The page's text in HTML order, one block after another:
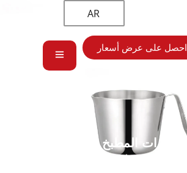
AR
احصل على عرض أسعار
أدوات المطبخ
→ كوب قياس مخصص من الفولاذ المقاوم